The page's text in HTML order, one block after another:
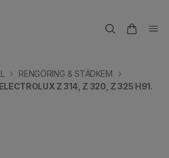
RENGÖRING & STÄDKEM
Z 314, Z 320, Z 325 H91.